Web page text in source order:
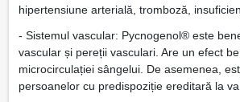
hipertensiune arterială, tromboză,
- Sistemul vascular: Pycnogenol® este
vascular și pereții vasculari. Are un efect
microcirculației sângelui. De asemenea,
persoanelor cu predispoziție ereditară la